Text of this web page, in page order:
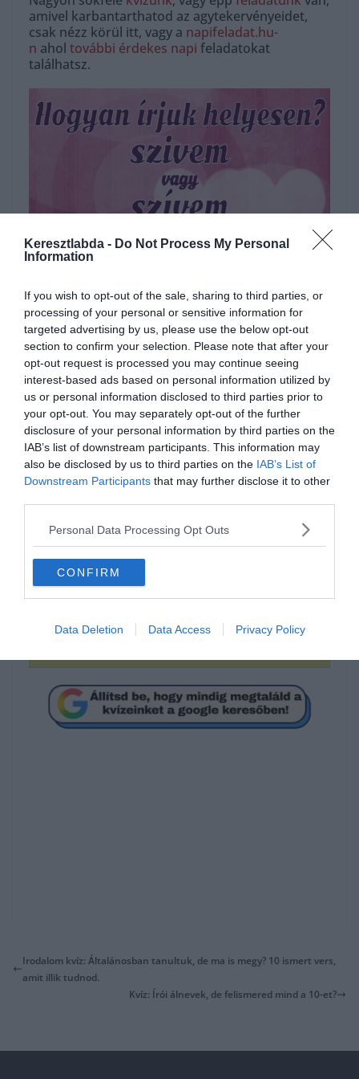
Keresztlabda - Do Not Process My Personal
Information
If you wish to opt-out of the sale, sharing to third parties, or
processing of your personal or sensitive information for
targeted advertising by us, please use the below opt-out
section to confirm your selection. Please note that after your
opt-out request is processed you may continue seeing
interest-based ads based on personal information utilized by
us or personal information disclosed to third parties prior to
your opt-out. You may separately opt-out of the further
disclosure of your personal information by third parties on the
IAB’s list of downstream participants. This information may
also be disclosed by us to third parties on the IAB’s List of
Downstream Participants that may further disclose it to other
Personal Data Processing Opt Outs
CONFIRM
Data Deletion Data Access Privacy Policy
amivel karbantarthatod az agytekervényeidet,
csak nézz körül itt, vagy a napifeladat.hu-
n ahol további érdekes napi feladatokat
találhatsz.
Tudod hogyan írjuk
helyesen?
szívem
Irodalom kvíz: Általánosban tanultuk, de ma is megy? 10 ismert vers,
amit illik tudnod.
Kvíz: Írói álnevek, de felismered mind a 10-et?